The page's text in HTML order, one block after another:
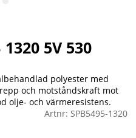
5V 530
polyester med
och motståndskraft mot
olje- och värmeresistens.
Artnr: SPB5495-1320